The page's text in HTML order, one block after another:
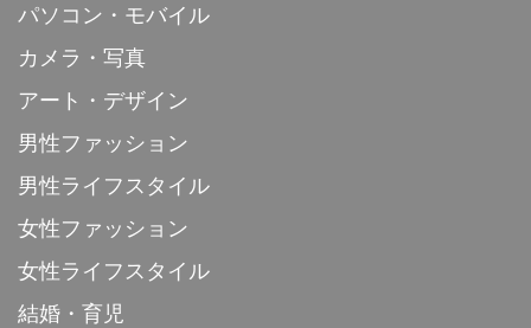
パソコン・モバイル
カメラ・写真
アート・デザイン
男性ファッション
男性ライフスタイル
女性ファッション
女性ライフスタイル
結婚・育児